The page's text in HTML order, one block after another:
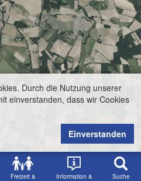
Freizeit &
Information &
Suche
Durch die Nutzung unserer
einverstanden, dass wir Cookies
Einverstanden